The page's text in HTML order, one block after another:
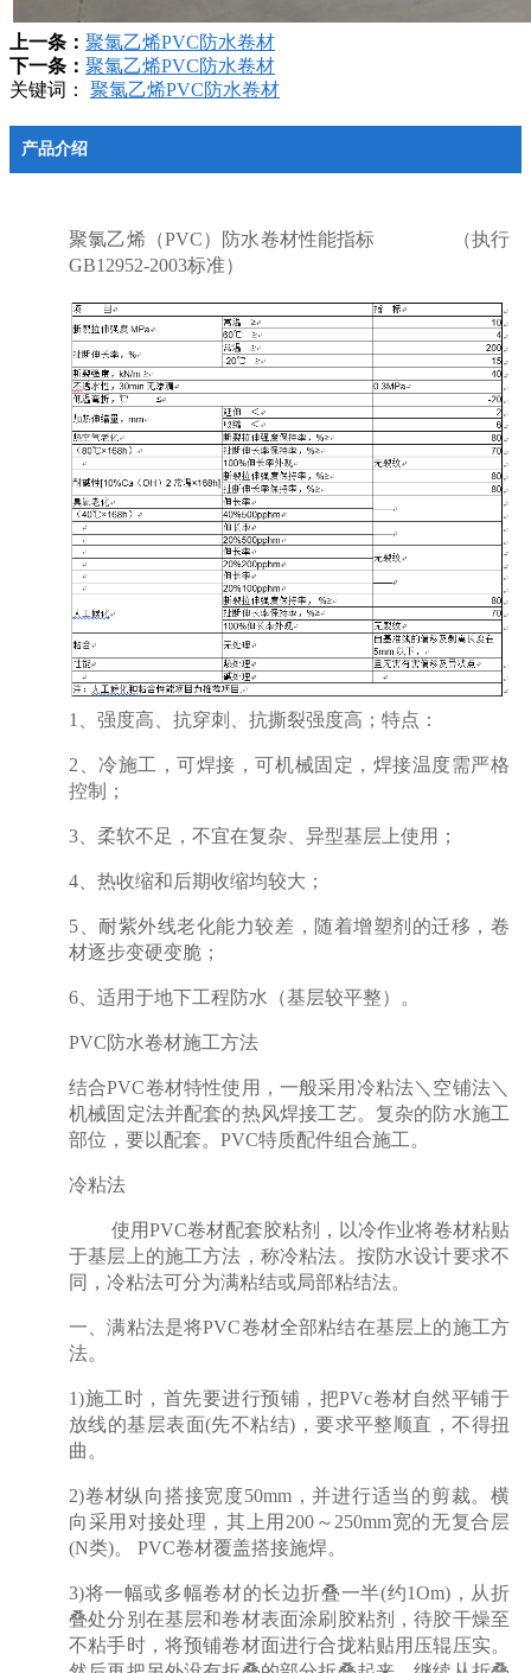
上一条： 聚氯乙烯PVC防水卷材
下一条： 聚氯乙烯PVC防水卷材
关键词： 聚氯乙烯PVC防水卷材
产品介绍
聚氯乙烯（PVC）防水卷材性能指标 （执行
GB12952-2003标准）
1、强度高、抗穿刺、抗撕裂强度高；特点：
2、冷施工，可焊接，可机械固定，焊接温度需严格
控制；
3、柔软不足，不宜在复杂、异型基层上使用；
4、热收缩和后期收缩均较大；
5、耐紫外线老化能力较差，随着增塑剂的迁移，卷
材逐步变硬变脆；
6、适用于地下工程防水（基层较平整）。
PVC防水卷材施工方法
结合PVC卷材特性使用，一般采用冷粘法＼空铺法＼
机械固定法并配套的热风焊接工艺。复杂的防水施工
部位，要以配套。PVC特质配件组合施工。
冷粘法
使用PVC卷材配套胶粘剂，以冷作业将卷材粘贴
于基层上的施工方法，称冷粘法。按防水设计要求不
同，冷粘法可分为满粘结或局部粘结法。
一、满粘法是将PVC卷材全部粘结在基层上的施工方
法。
1)施工时，首先要进行预铺，把PVc卷材自然平铺于
放线的基层表面(先不粘结)，要求平整顺直，不得扭
曲。
2)卷材纵向搭接宽度50mm，并进行适当的剪裁。横
向采用对接处理，其上用200～250mm宽的无复合层
(N类)。 PVC卷材覆盖搭接施焊。
3)将一幅或多幅卷材的长边折叠一半(约1Om)，从折
叠处分别在基层和卷材表面涂刷胶粘剂，待胶干燥至
不粘手时，将预铺卷材面进行合拢粘贴用压辊压实。